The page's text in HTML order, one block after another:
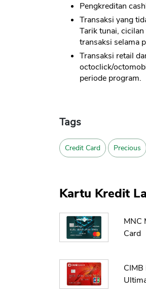
Pengkreditan
Transaksi yang
Tarik tunai,
transaksi selama
Transaksi retail
octoclick/
periode program.
Tags
Credit Card Precious
Kartu Kredit
MNC
Card
CIMB